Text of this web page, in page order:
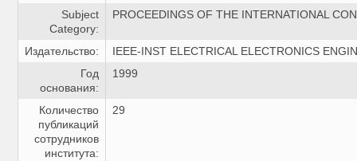
Subject
Category:
PROCEEDINGS OF THE INTERNATIONAL
Издательство:
IEEE-INST ELECTRICAL ELECTRONICS
Год
основания:
1999
Количество
публикаций
сотрудников
института:
29